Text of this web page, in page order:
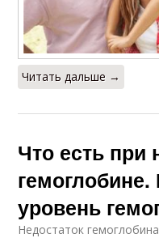
Читать дальше →
Что есть при
уровень
Недостаток